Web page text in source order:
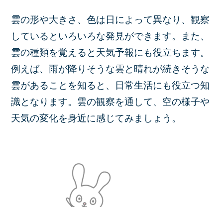
雲の形や大きさ、色は日によって異なり、観察
しているといろいろな発見ができます。また、
雲の種類を覚えると天気予報にも役立ちます。
例えば、雨が降りそうな雲と晴れが続きそうな
雲があることを知ると、日常生活にも役立つ知
識となります。雲の観察を通して、空の様子や
天気の変化を身近に感じてみましょう。